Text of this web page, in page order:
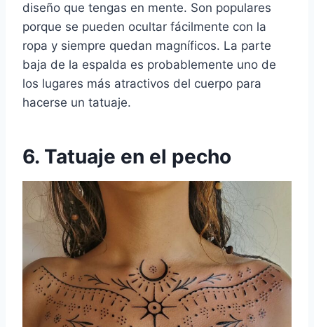
diseño que tengas en mente. Son populares
porque se pueden ocultar fácilmente con la
ropa y siempre quedan magníficos. La parte
baja de la espalda es probablemente uno de
los lugares más atractivos del cuerpo para
hacerse un tatuaje.
6. Tatuaje en el pecho